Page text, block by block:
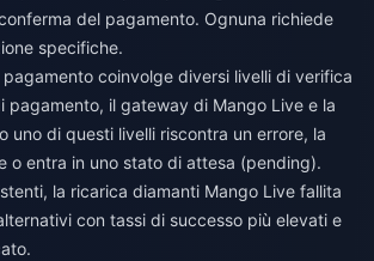
del pagamento. Ognuna richiede
specifiche.
coinvolge diversi livelli di verifica
pagamento, il gateway di Mango Live e la
uno di questi livelli riscontra un errore, la
o entra in uno stato di attesa (pending).
la ricarica diamanti Mango Live fallita
con tassi di successo più elevati e